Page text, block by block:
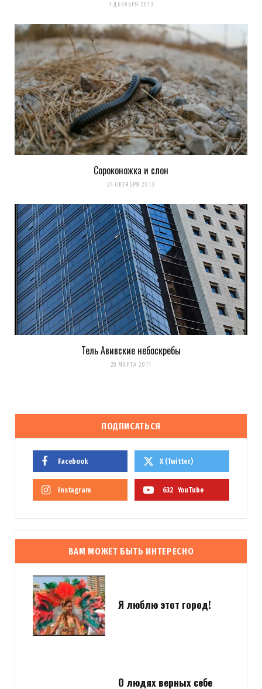
1 ДЕКАБРЯ 2013
Сороконожка и слон
24 ОКТЯБРЯ 2013
Тель Авивские небоскребы
28 МАРТА 2011
ПОДПИСАТЬСЯ
Facebook X (Twitter)
Instagram 632 YouTube
ВАМ МОЖЕТ БЫТЬ ИНТЕРЕСНО
Я люблю этот город!
О людях верных себе